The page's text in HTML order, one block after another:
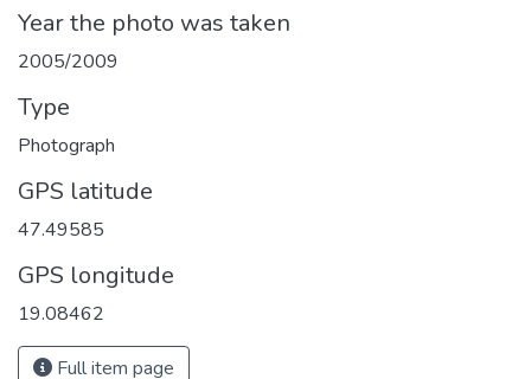
Year the photo was taken
2005/2009
Type
Photograph
GPS latitude
47.49585
GPS longitude
19.08462
Full item page